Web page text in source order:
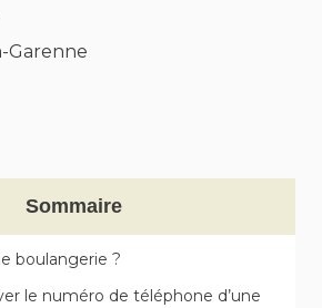
Garenne
Sommaire
boulangerie ?
le numéro de téléphone d’une